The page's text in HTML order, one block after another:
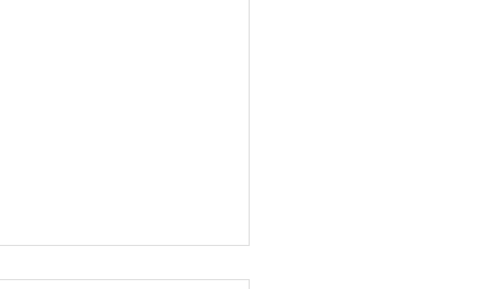
市内の中学校の中間テ